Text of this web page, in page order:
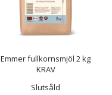
Emmer fullkornsmjöl 2 kg
KRAV
Slutsåld